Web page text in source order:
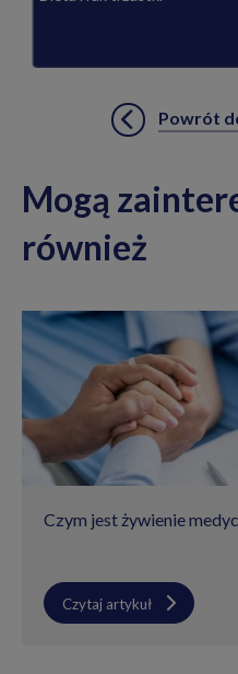
Powrót
Mogą
również
Czym jest żywienie
Czytaj artykuł